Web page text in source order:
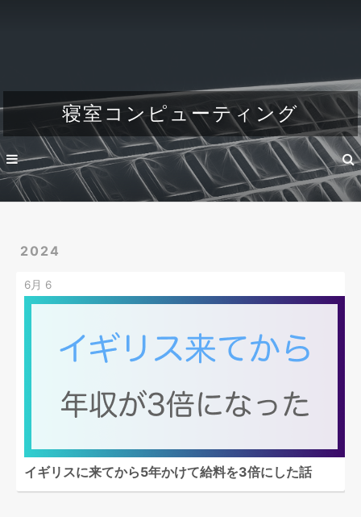
寝室コンピューティング
2024
6月 6
イギリスに来てから5年かけて給料を3倍にした話
Dev
Engineer's life